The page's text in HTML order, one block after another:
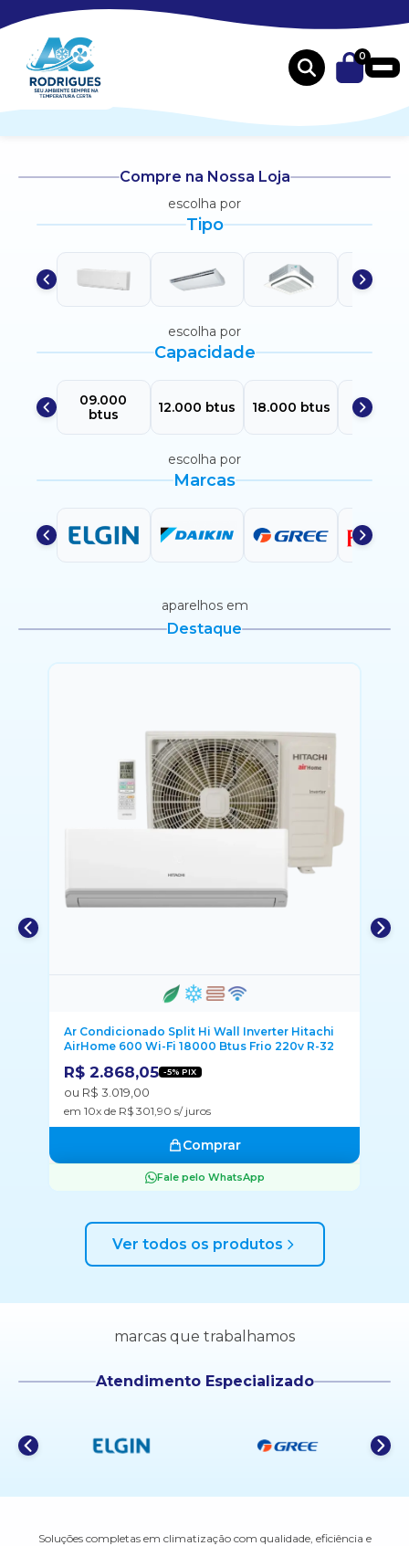
0
Compre na Nossa Loja
escolha por
Tipo
escolha por
Capacidade
09.000
btus
12.000 btus 18.000 btus
24.000
btus
escolha por
Marcas
aparelhos em
Destaque
Ar Condicionado Split Hi Wall Inverter Hitachi
AirHome 600 Wi-Fi 18000 Btus Frio 220v R-32
R$ 2.868,05 -5% PIX
ou R$ 3.019,00
em 10x de R$ 301,90 s/ juros
Comprar
Fale pelo WhatsApp
Ver todos os produtos
marcas que trabalhamos
Atendimento Especializado
Soluções completas em climatização com qualidade, eficiência e